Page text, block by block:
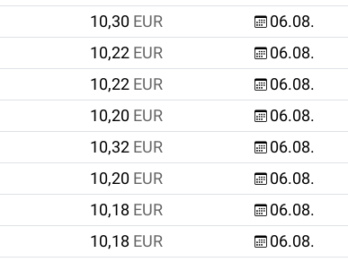
10,30 EUR 06.08.
10,22 EUR 06.08.
10,22 EUR 06.08.
10,20 EUR
06.08.
10,32 EUR
06.08.
10,20 EUR
06.08.
10,18 EUR
06.08.
10,18 EUR
06.08.